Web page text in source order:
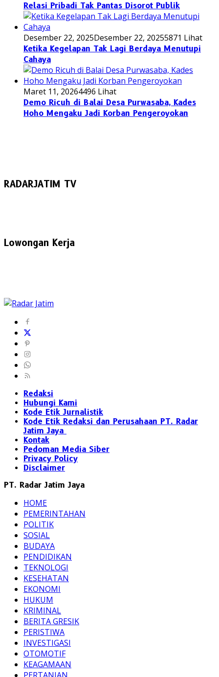
Relasi Pribadi Tak Pantas Disorot Publik
Desember 22, 2025Desember 22, 20255871 Lihat
Ketika Kegelapan Tak Lagi Berdaya Menutupi
Cahaya
Maret 11, 20264496 Lihat
Demo Ricuh di Balai Desa Purwasaba, Kades
Hoho Mengaku Jadi Korban Pengeroyokan
RADARJATIM TV
Lowongan Kerja
Redaksi
Hubungi Kami
Kode Etik Jurnalistik
Kode Etik Redaksi dan Perusahaan PT. Radar
Jatim Jaya
Kontak
Pedoman Media Siber
Privacy Policy
Disclaimer
PT. Radar Jatim Jaya
HOME
PEMERINTAHAN
POLITIK
SOSIAL
BUDAYA
PENDIDIKAN
TEKNOLOGI
KESEHATAN
EKONOMI
HUKUM
KRIMINAL
BERITA GRESIK
PERISTIWA
INVESTIGASI
OTOMOTIF
KEAGAMAAN